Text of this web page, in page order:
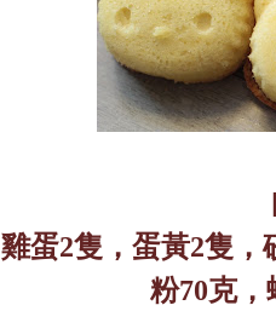
雞蛋2隻，蛋黃2隻，
粉70克，